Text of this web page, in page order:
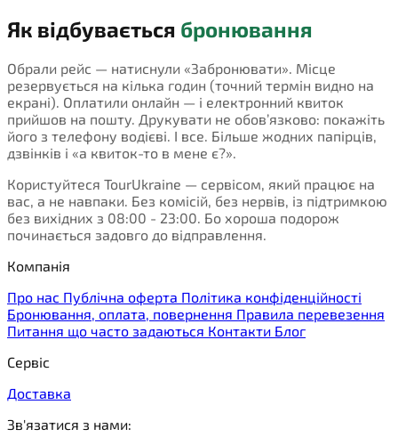
Як відбувається бронювання
Обрали рейс — натиснули «Забронювати». Місце
резервується на кілька годин (точний термін видно на
екрані). Оплатили онлайн — і електронний квиток
прийшов на пошту. Друкувати не обов’язково: покажіть
його з телефону водієві. І все. Більше жодних папірців,
дзвінків і «а квиток-то в мене є?».
Користуйтеся TourUkraine — сервісом, який працює на
вас, а не навпаки. Без комісій, без нервів, із підтримкою
без вихідних з 08:00 - 23:00. Бо хороша подорож
починається задовго до відправлення.
Компанія
Про нас Публічна оферта Політика конфіденційності
Бронювання, оплата, повернення Правила перевезення
Питання що часто задаються Контакти Блог
Сервіс
Доставка
Зв'язатися з нами: